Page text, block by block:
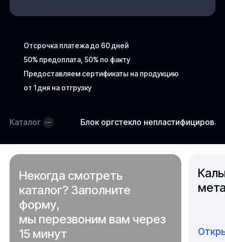
Отсрочка платежа до 60 дней
50% предоплата, 50% по факту
Предоставляем сертификаты на продукцию
от 1 дня на отгрузку
Каталог Блок оргстекло
Некогда смотреть
каталог? Заполните
форму,
мы перезвоним вам через
15 минут